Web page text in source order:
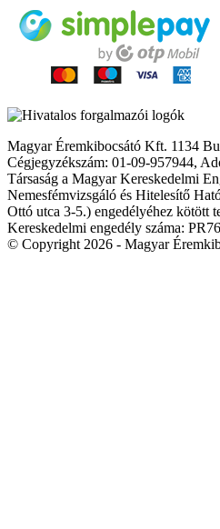
Magyar Éremkibocsátó Kft. 1134
Cégjegyzékszám: 01-09-957944,
Társaság a Magyar Kereskedelmi
Nemesfémvizsgáló és Hitelesítő
Ottó utca 3-5.) engedélyéhez kötött
Kereskedelmi engedély száma:
© Copyright 2026 - Magyar